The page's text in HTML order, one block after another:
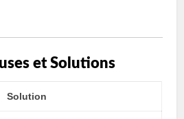
et Solutions
Solution